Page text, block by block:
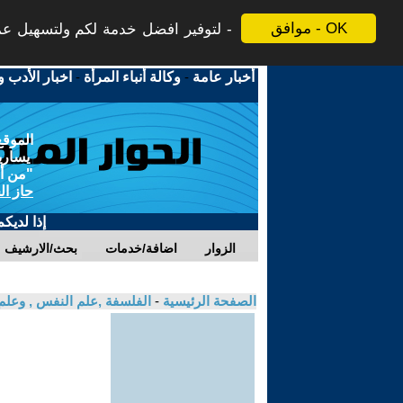
موافق - OK لتوفير افضل خدمة لكم ولتسهيل
أخبار عامة -وكالة أنباء المرأة - اخبار الأدب
"من
حاز
إذا
بحث/الارشيف اضافة/خدمات الزوار
الصفحة الرئيسية - الفلسفة ,علم النفس ,